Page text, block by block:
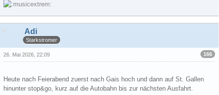
Adi
Starkstromer
166
26. Mai 2026, 22:09
Heute nach Feierabend zuerst nach Gais hoch und dann auf St. Gallen
hinunter stop&go, kurz auf die Autobahn bis zur nächsten Ausfahrt.